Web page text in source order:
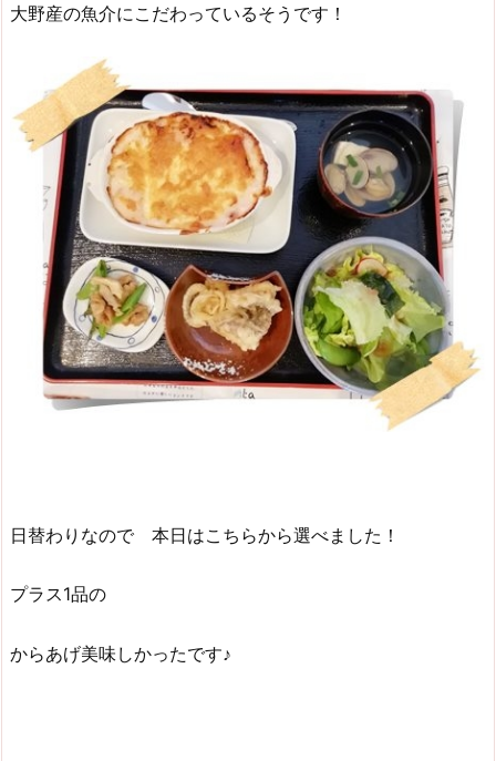
大野産の魚介にこだわっているそうです！
日替わりなので 本日はこちらから選べました！
プラス1品の
からあげ美味しかったです♪